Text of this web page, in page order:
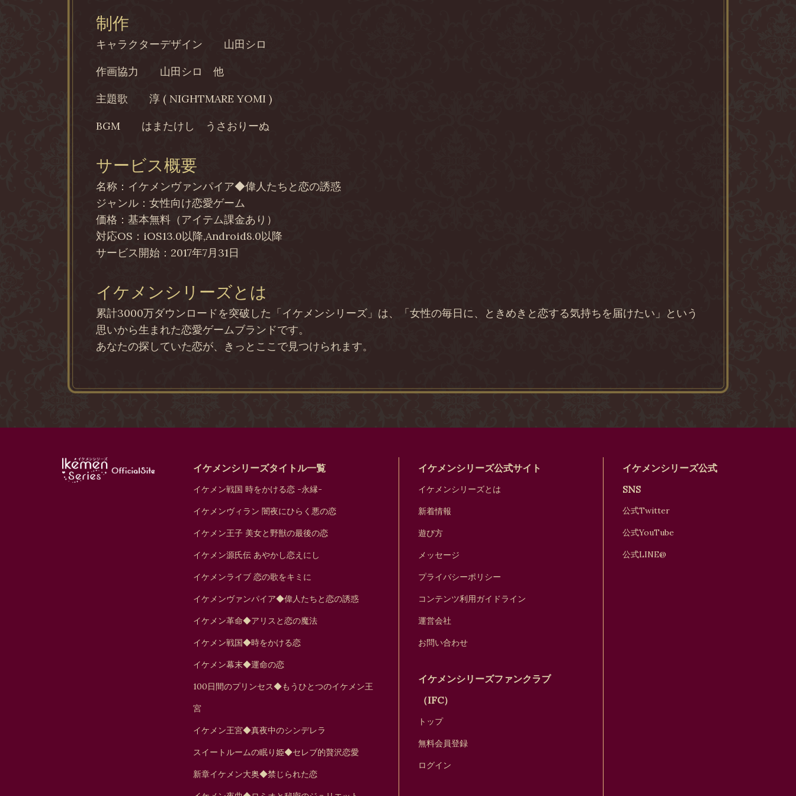
制作
キャラクターデザイン
山田シロ
作画協力
山田シロ 他
主題歌
淳 ( NIGHTMARE YOMI )
BGM
はまたけし うさおりーぬ
サービス概要
名称：イケメンヴァンパイア◆偉人たちと恋の誘惑
ジャンル：女性向け恋愛ゲーム
価格：基本無料（アイテム課金あり）
対応OS：iOS13.0以降,Android8.0以降
サービス開始：2017年7月31日
イケメンシリーズとは
累計3000万ダウンロードを突破した「イケメンシリーズ」は、「女性の毎日に、ときめきと恋する気持ちを届けたい」という
思いから生まれた恋愛ゲームブランドです。
あなたの探していた恋が、きっとここで見つけられます。
イケメンシリーズタイトル一覧
イケメン戦国 時をかける恋 -永縁-
イケメンヴィラン 闇夜にひらく悪の恋
イケメン王子 美女と野獣の最後の恋
イケメン源氏伝 あやかし恋えにし
イケメンライブ 恋の歌をキミに
イケメンヴァンパイア◆偉人たちと恋の誘惑
イケメン革命◆アリスと恋の魔法
イケメン戦国◆時をかける恋
イケメン幕末◆運命の恋
100日間のプリンセス◆もうひとつのイケメン王
宮
イケメン王宮◆真夜中のシンデレラ
スイートルームの眠り姫◆セレブ的贅沢恋愛
新章イケメン大奥◆禁じられた恋
イケメンシリーズ公式サイト
イケメンシリーズとは
新着情報
遊び方
メッセージ
プライバシーポリシー
コンテンツ利用ガイドライン
運営会社
お問い合わせ
イケメンシリーズファンクラブ
（IFC）
トップ
無料会員登録
ログイン
イケメンシリーズ公式
SNS
公式Twitter
公式YouTube
公式LINE@